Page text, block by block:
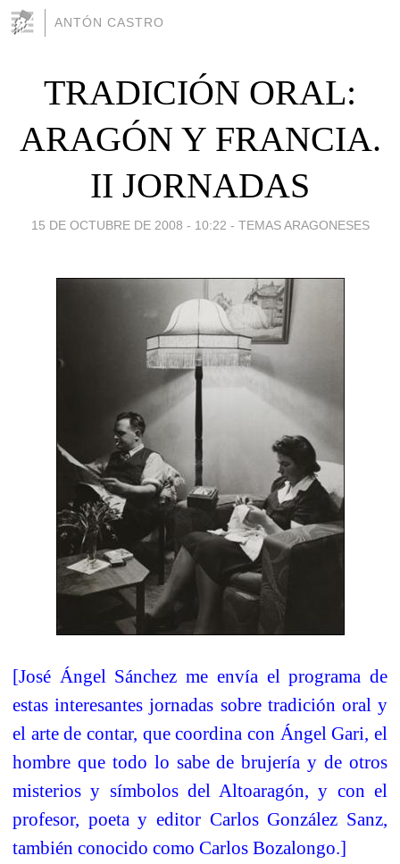
ANTÓN CASTRO
TRADICIÓN ORAL:
ARAGÓN Y FRANCIA.
II JORNADAS
15 DE OCTUBRE DE 2008 - 10:22 - TEMAS ARAGONESES
[José Ángel Sánchez me envía el programa de
estas interesantes jornadas sobre tradición oral y
el arte de contar, que coordina con Ángel Gari, el
hombre que todo lo sabe de brujería y de otros
misterios y símbolos del Altoaragón, y con el
profesor, poeta y editor Carlos González Sanz,
también conocido como Carlos Bozalongo.]